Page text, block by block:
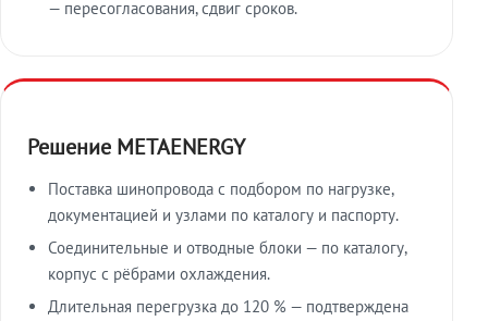
— пересогласования, сдвиг сроков.
Решение METAENERGY
Поставка шинопровода с подбором по нагрузке,
документацией и узлами по каталогу и паспорту.
Соединительные и отводные блоки — по каталогу,
корпус с рёбрами охлаждения.
Длительная перегрузка до 120 % — подтверждена